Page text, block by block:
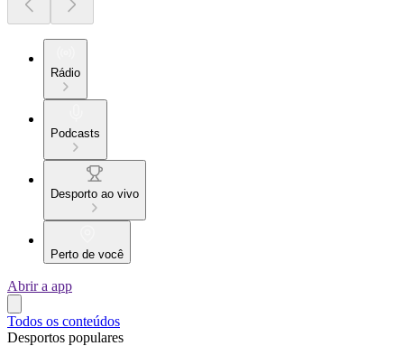
Rádio
Podcasts
Desporto ao vivo
Perto de você
Abrir a app
Todos os conteúdos
Desportos populares